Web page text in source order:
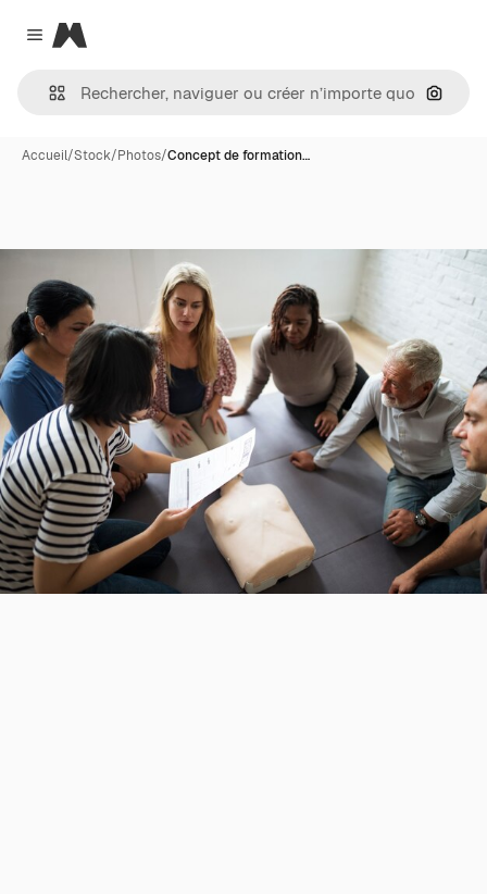
Close menu
Magnific
Accueil/Stock/Photos/Concept de formation…